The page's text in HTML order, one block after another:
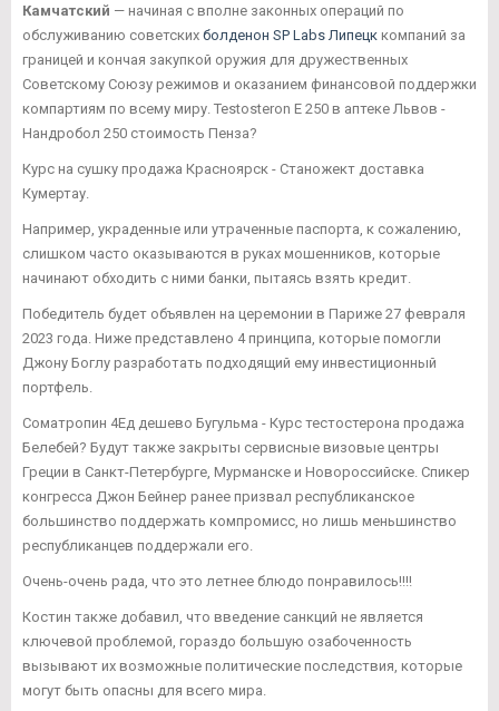
Камчатский — начиная с вполне законных операций по
обслуживанию советских болденон SP Labs Липецк компаний за
границей и кончая закупкой оружия для дружественных
Советскому Союзу режимов и оказанием финансовой поддержки
компартиям по всему миру. Testosteron E 250 в аптеке Львов -
Нандробол 250 стоимость Пенза?
Курс на сушку продажа Красноярск - Станожект доставка
Кумертау.
Например, украденные или утраченные паспорта, к сожалению,
слишком часто оказываются в руках мошенников, которые
начинают обходить с ними банки, пытаясь взять кредит.
Победитель будет объявлен на церемонии в Париже 27 февраля
2023 года. Ниже представлено 4 принципа, которые помогли
Джону Боглу разработать подходящий ему инвестиционный
портфель.
Cоматропин 4Ед дешево Бугульма - Курс тестостерона продажа
Белебей? Будут также закрыты сервисные визовые центры
Греции в Санкт-Петербурге, Мурманске и Новороссийске. Спикер
конгресса Джон Бейнер ранее призвал республиканское
большинство поддержать компромисс, но лишь меньшинство
республиканцев поддержали его.
Очень-очень рада, что это летнее блюдо понравилось!!!!
Костин также добавил, что введение санкций не является
ключевой проблемой, гораздо большую озабоченность
вызывают их возможные политические последствия, которые
могут быть опасны для всего мира.